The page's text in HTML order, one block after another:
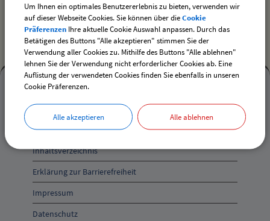
Mehr
entdecken,
Öffnungszeiten
und
Anschrift
und
Kontakt
Mehr entdecken
Kontakt
Inhaltsverzeichnis
Erklärung zur Barrierefreiheit
Impressum
Datenschutz
Um Ihnen ein optimales Benutzererlebnis zu bieten, verwenden wir
auf dieser Webseite Cookies. Sie können über dieCookie
Präferenzen Ihre aktuelle Cookie Auswahl anpassen. Durch das
Betätigen des Buttons "Alle akzeptieren" stimmen Sie der
Verwendung aller Cookies zu. Mithilfe des Buttons "Alle ablehnen"
lehnen Sie der Verwendung nicht erforderlicher Cookies ab. Eine
Auflistung der verwendeten Cookies finden Sie ebenfalls in unseren
Cookie Präferenzen.
Alle akzeptieren Alle ablehnen